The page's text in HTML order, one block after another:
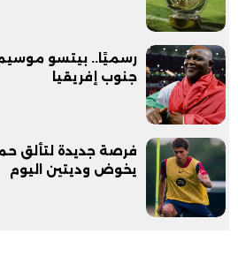
رسميًا.. بيتسو
جنوب إفريقيا
فرصة جديدة لتألق
يخوض وديتين اليوم